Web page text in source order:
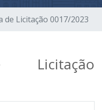
de Licitação 0017/2023
Licitação